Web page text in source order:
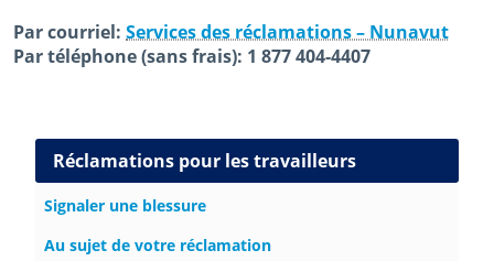
Par courriel: Services des réclamations – Nunavut
Par téléphone (sans frais): 1 877 404-4407
Side navigation
Réclamations pour les travailleurs
Signaler une blessure
Au sujet de votre réclamation